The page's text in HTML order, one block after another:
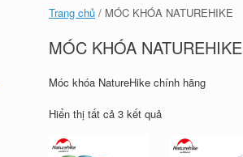
Trang chủ / MÓC KHÓA NATUREHIKE
MÓC KHÓA NATUREHIKE
Móc khóa NatureHike chính hãng
Hiển thị tất cả 3 kết quảĐã
xếp